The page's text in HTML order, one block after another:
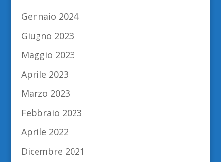
Gennaio 2024
Giugno 2023
Maggio 2023
Aprile 2023
Marzo 2023
Febbraio 2023
Aprile 2022
Dicembre 2021